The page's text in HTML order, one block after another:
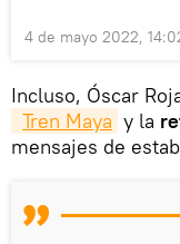
4 de mayo 2022,
Incluso, Óscar
Tren Maya y la
mensajes de